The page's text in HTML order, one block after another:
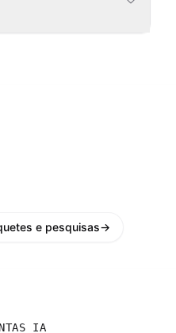
e pesquisas→
IA